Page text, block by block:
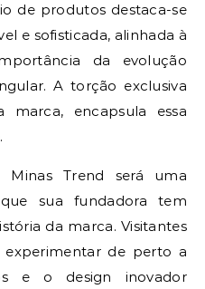
de produtos destaca-se
e sofisticada, alinhada à
da evolução
A torção exclusiva
marca, encapsula essa
Trend será uma
sua fundadora tem
da marca. Visitantes
de perto a
e o design inovador